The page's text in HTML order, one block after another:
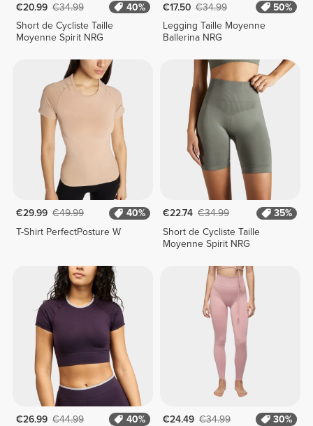
€20.99 €34.99
40%
Short de Cycliste Taille
Moyenne Spirit NRG
€17.50 €34.99
50%
Legging Taille Moyenne
Ballerina NRG
€29.99 €49.99
40%
T-Shirt PerfectPosture W
€22.74 €34.99
35%
Short de Cycliste Taille
Moyenne Spirit NRG
€26.99 €44.99
40%
€24.49 €34.99
30%